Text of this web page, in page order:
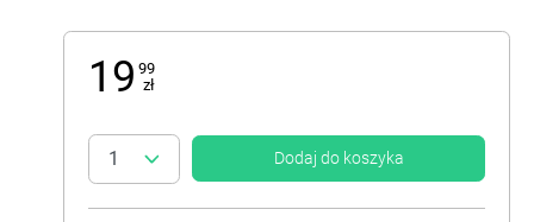
19 99
zł
Dodaj do koszyka